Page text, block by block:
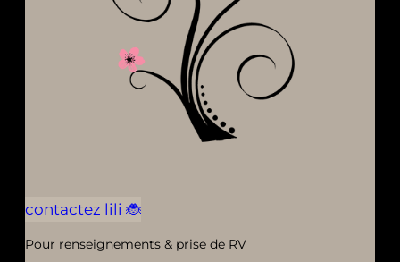
contactez lili 🐞
Pour renseignements & prise de RV